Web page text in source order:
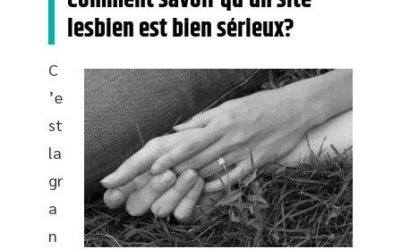
lesbien est bien sérieux?
C
’e
st
la
gr
a
n